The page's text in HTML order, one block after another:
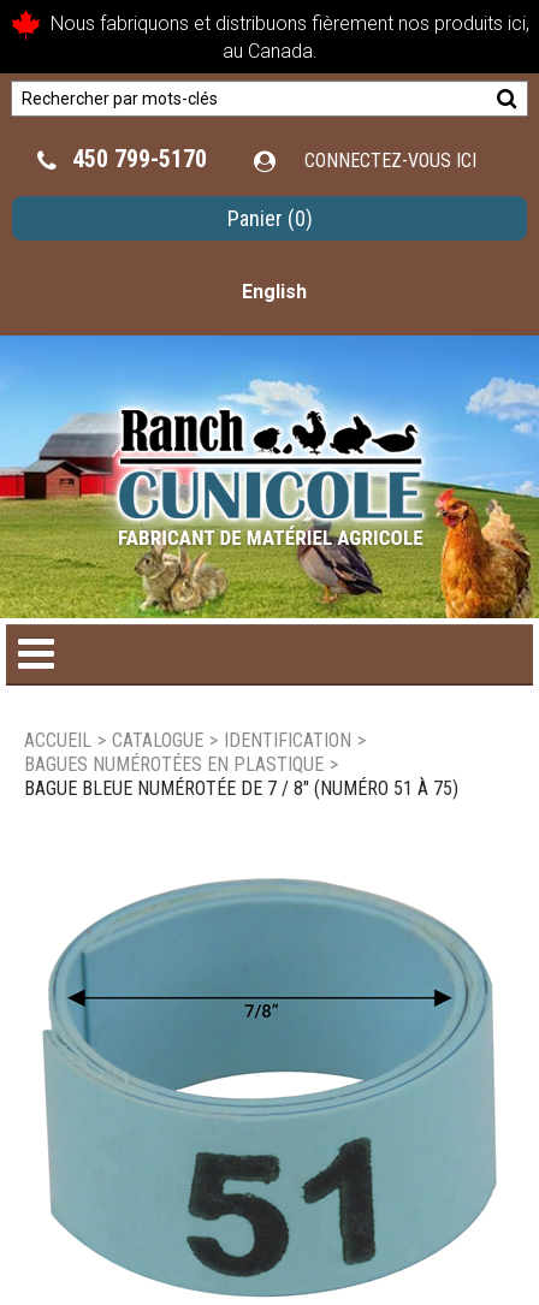
Nous fabriquons et distribuons fièrement nos produits ici,
au Canada.
450 799-5170 CONNECTEZ-VOUS ICI
Panier (0)
English
Catalogue de produit
Nous joindre
ACCUEIL > CATALOGUE > IDENTIFICATION >
BAGUES NUMÉROTÉES EN PLASTIQUE >
BAGUE BLEUE NUMÉROTÉE DE 7 / 8" (NUMÉRO 51 À 75)